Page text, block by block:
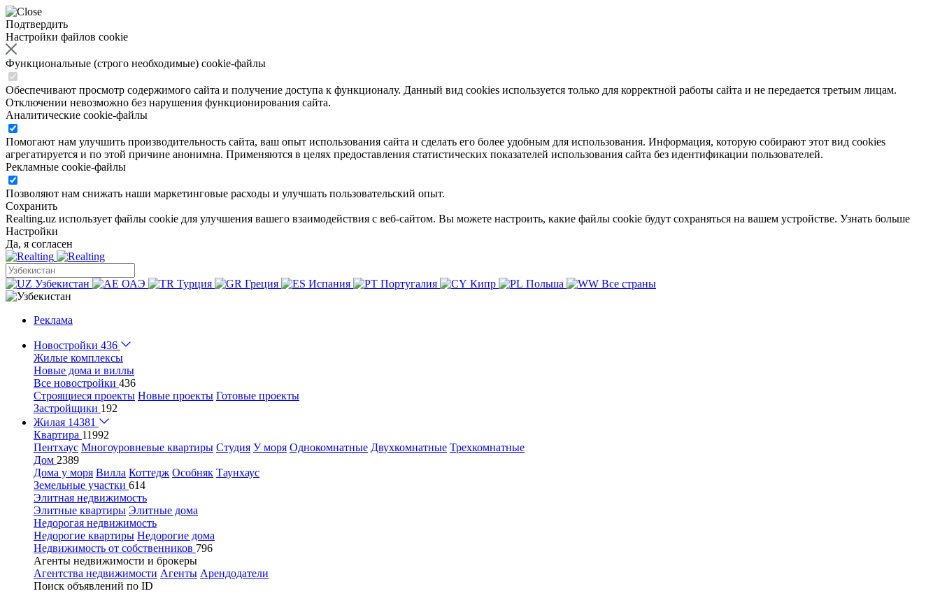
Подтвердить
Настройки файлов cookie
Функциональные (строго необходимые) cookie-файлы
Обеспечивают просмотр содержимого сайта и получение доступа к функционалу. Данный вид cookies используется только для корректной работы сайта и не передается третьим лицам.
Отключении невозможно без нарушения функционирования сайта.
Аналитические cookie-файлы
Помогают нам улучшить производительность сайта, ваш опыт использования сайта и сделать его более удобным для использования. Информация, которую собирают этот вид cookies
агрегатируется и по этой причине анонимна. Применяются в целях предоставления статистических показателей использования сайта без идентификации пользователей.
Рекламные cookie-файлы
Позволяют нам снижать наши маркетинговые расходы и улучшать пользовательский опыт.
Сохранить
Realting.uz использует файлы cookie для улучшения вашего взаимодействия с веб-сайтом. Вы можете настроить, какие файлы cookie будут сохраняться на вашем устройстве. Узнать больше
Настройки
Да, я согласен
Узбекистан ОАЭ Турция Греция Испания Португалия Кипр Польша Все страны
Реклама
Новостройки 436
Жилые комплексы
Новые дома и виллы
Все новостройки 436
Строящиеся проекты Новые проекты Готовые проекты
Застройщики 192
Жилая 14381
Квартира 11992
Пентхаус Многоуровневые квартиры Студия У моря Однокомнатные Двухкомнатные Трехкомнатные
Дом 2389
Дома у моря Вилла Коттедж Особняк Таунхаус
Земельные участки 614
Элитная недвижимость
Элитные квартиры Элитные дома
Недорогая недвижимость
Недорогие квартиры Недорогие дома
Недвижимость от собственников 796
Агенты недвижимости и брокеры
Агентства недвижимости Агенты Арендодатели
Поиск объявлений по ID